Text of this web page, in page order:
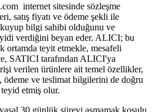
internet sitesinde sözleşme
satış fiyatı ve ödeme şekli ile
bilgi sahibi olduğunu ve
verdiğini beyan eder. ALICI; bu
teyit etmekle, mesafeli
SATICI tarafından ALICI'ya
verilen ürünlere ait temel özellikler,
ve teslimat bilgilerini de doğru
etmiş olur.
30 günlük süreyi aşmamak koşulu